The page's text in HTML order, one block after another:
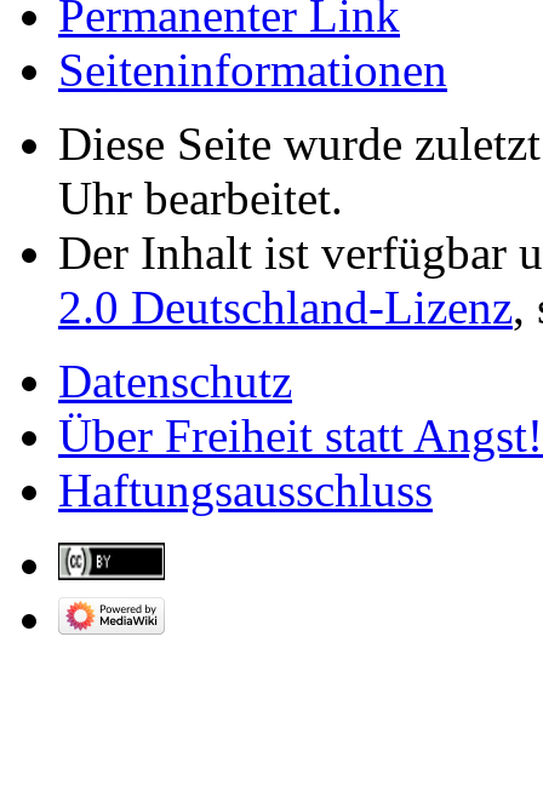
Permanenter Link
Seiten­­informationen
Diese Seite wurde
Uhr bearbeitet.
Der Inhalt ist verfügbar
2.0 Deutschland-Lizenz,
Datenschutz
Über Freiheit statt Angst!
Haftungsausschluss